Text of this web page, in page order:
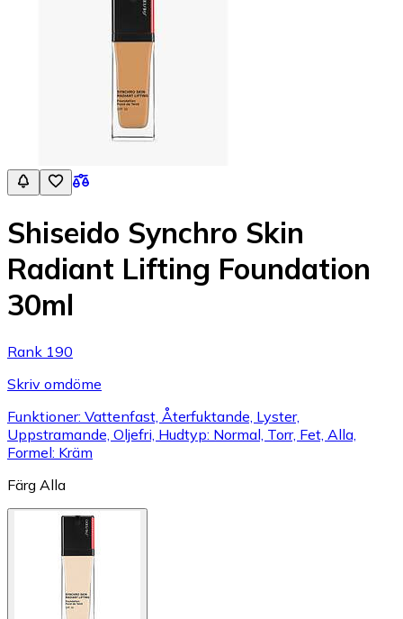
Shiseido Synchro Skin
Radiant Lifting Foundation
30ml
Rank 190
Skriv omdöme
Funktioner: Vattenfast, Återfuktande, Lyster,
Uppstramande, Oljefri, Hudtyp: Normal, Torr, Fet, Alla,
Formel: Kräm
Färg Alla